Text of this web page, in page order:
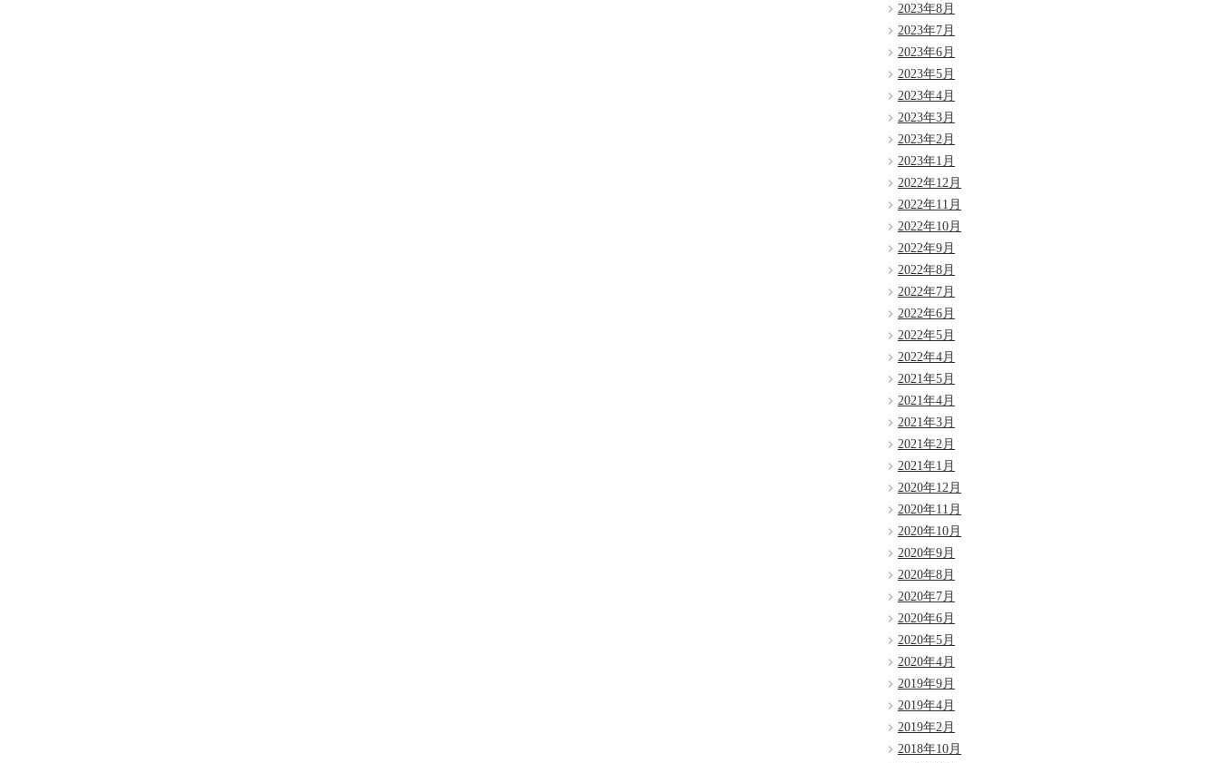
2023年8月
2023年7月
2023年6月
2023年5月
2023年4月
2023年3月
2023年2月
2023年1月
2022年12月
2022年11月
2022年10月
2022年9月
2022年8月
2022年7月
2022年6月
2022年5月
2022年4月
2021年5月
2021年4月
2021年3月
2021年2月
2021年1月
2020年12月
2020年11月
2020年10月
2020年9月
2020年8月
2020年7月
2020年6月
2020年5月
2020年4月
2019年9月
2019年4月
2019年2月
2018年10月